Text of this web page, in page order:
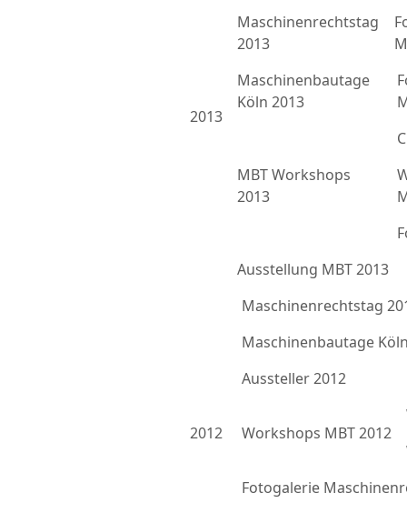
2013
Maschinenrechtstag
2013
Maschinenbautage
Köln 2013
MBT Workshops
2013
Ausstellung MBT 2013
2012
Maschinenrechtstag
Maschinenbautage
Aussteller 2012
Workshops MBT 2012
Fotogalerie